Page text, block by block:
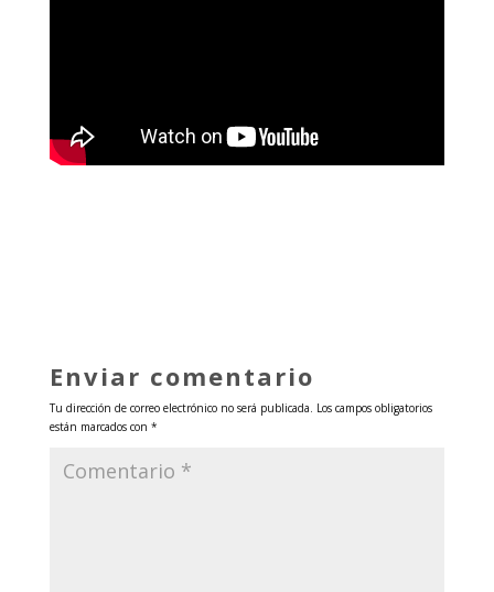
Enviar comentario
Tu dirección de correo electrónico no será publicada. Los campos obligatorios
están marcados con *